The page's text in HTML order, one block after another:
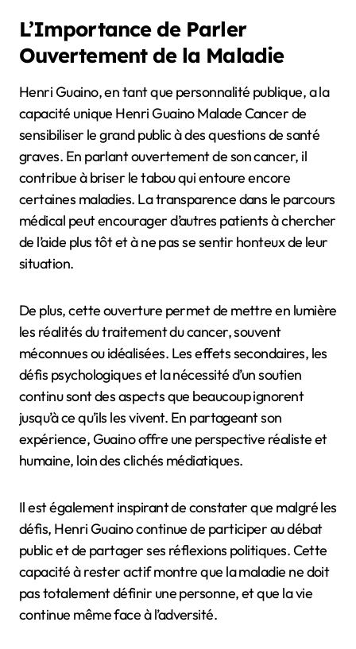
L’Importance de Parler
Ouvertement de la Maladie
Henri Guaino, en tant que personnalité publique, a la
capacité unique Henri Guaino Malade Cancer de
sensibiliser le grand public à des questions de santé
graves. En parlant ouvertement de son cancer, il
contribue à briser le tabou qui entoure encore
certaines maladies. La transparence dans le parcours
médical peut encourager d’autres patients à chercher
de l’aide plus tôt et à ne pas se sentir honteux de leur
situation.
De plus, cette ouverture permet de mettre en lumière
les réalités du traitement du cancer, souvent
méconnues ou idéalisées. Les effets secondaires, les
défis psychologiques et la nécessité d’un soutien
continu sont des aspects que beaucoup ignorent
jusqu’à ce qu’ils les vivent. En partageant son
expérience, Guaino offre une perspective réaliste et
humaine, loin des clichés médiatiques.
Il est également inspirant de constater que malgré les
défis, Henri Guaino continue de participer au débat
public et de partager ses réflexions politiques. Cette
capacité à rester actif montre que la maladie ne doit
pas totalement définir une personne, et que la vie
continue même face à l’adversité.